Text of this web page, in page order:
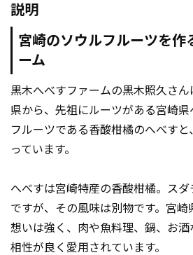
説明
宮崎のソウルフルーツを作
ーム
黒木へべすファームの黒木照久さ
県から、先祖にルーツがある宮崎
フルーツである香酸柑橘のへべす
っています。
へべすは宮崎特産の香酸柑橘。ス
ですが、その風味は別物です。宮崎
想いは強く、肉や魚料理、鍋、お酒
相性が良く愛用されています。